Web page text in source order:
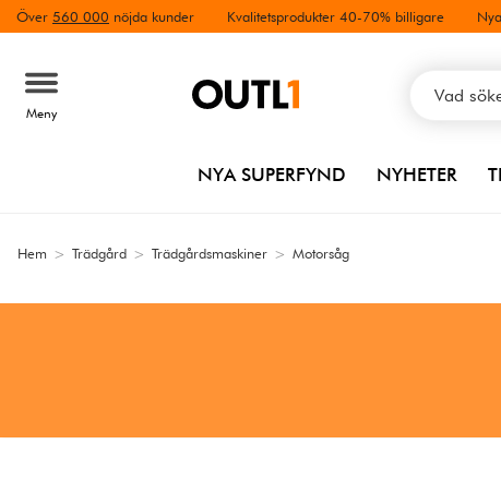
Över 560 000 nöjda kunder Kvalitetsprodukter 40-70% billigare
Meny
NYA SUPERFYND NYHETER
Hem > Trädgård > Trädgårdsmaskiner > Motorsåg